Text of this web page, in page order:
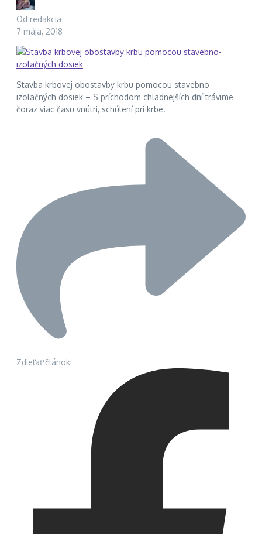
Od redakcia
7 mája, 2018
Stavba krbovej obostavby krbu pomocou stavebno-
izolačných dosiek – S príchodom chladnejších dní trávime
čoraz viac času vnútri, schúlení pri krbe.
Zdieľať článok